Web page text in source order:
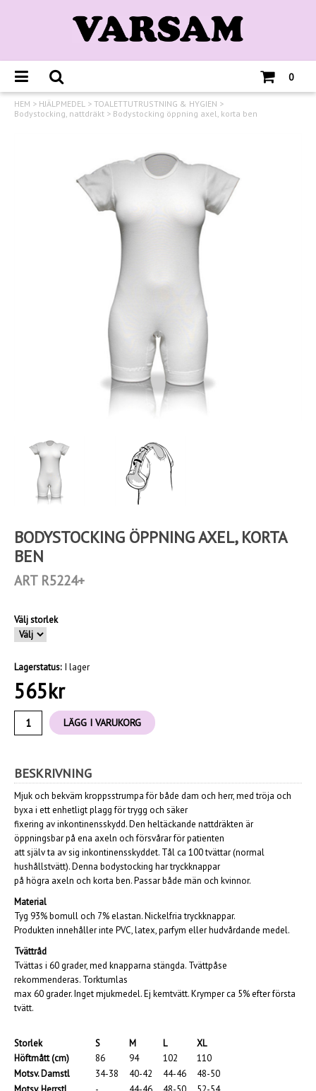
0
HEM > HJÄLPMEDEL > TOALETTUTRUSTNING & HYGIEN >
Bodystocking, nattdräkt > Bodystocking öppning axel, korta ben
BODYSTOCKING ÖPPNING AXEL, KORTA
BEN
ART R5224+
Välj storlek
Lagerstatus: I lager
565kr
LÄGG I VARUKORG
BESKRIVNING
Mjuk och bekväm kroppsstrumpa för både dam och herr, med tröja och
byxa i ett enhetligt plagg för trygg och säker
fixering av inkontinensskydd. Den heltäckande nattdräkten är
öppningsbar på ena axeln och försvårar för patienten
att själv ta av sig inkontinensskyddet. Tål ca 100 tvättar (normal
hushållstvätt). Denna bodystocking har tryckknappar
på högra axeln och korta ben. Passar både män och kvinnor.
Material
Tyg 93% bomull och 7% elastan. Nickelfria tryckknappar.
Produkten innehåller inte PVC, latex, parfym eller hudvårdande medel.
Tvättråd
Tvättas i 60 grader, med knapparna stängda. Tvättpåse
rekommenderas. Torktumlas
max 60 grader. Inget mjukmedel. Ej kemtvätt. Krymper ca 5% efter första
tvätt.
Storlek S M L
XL
Höftmått (cm)
86 94 102
110
Motsv. Damstl
34-38 40-42 44-46
48-50